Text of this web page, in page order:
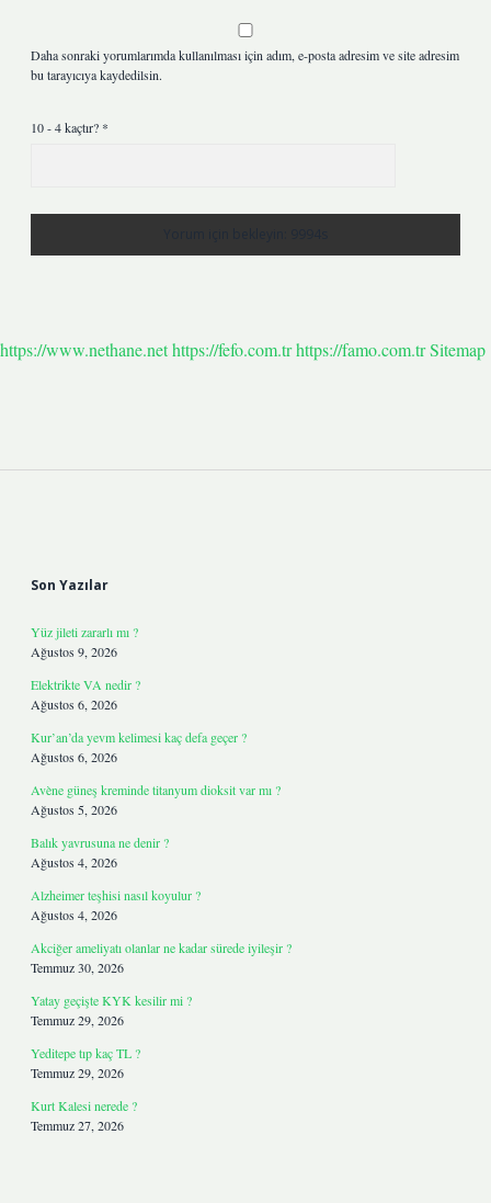
Daha sonraki yorumlarımda kullanılması için adım, e-posta adresim ve site adresim
bu tarayıcıya kaydedilsin.
10 - 4 kaçtır? *
https://www.nethane.nethttps://fefo.com.trhttps://famo.com.trSitemap
Son Yazılar
Yüz jileti zararlı mı ?
Ağustos 9, 2026
Elektrikte VA nedir ?
Ağustos 6, 2026
Kur’an’da yevm kelimesi kaç defa geçer ?
Ağustos 6, 2026
Avène güneş kreminde titanyum dioksit var mı ?
Ağustos 5, 2026
Balık yavrusuna ne denir ?
Ağustos 4, 2026
Alzheimer teşhisi nasıl koyulur ?
Ağustos 4, 2026
Akciğer ameliyatı olanlar ne kadar sürede iyileşir ?
Temmuz 30, 2026
Yatay geçişte KYK kesilir mi ?
Temmuz 29, 2026
Yeditepe tıp kaç TL ?
Temmuz 29, 2026
Kurt Kalesi nerede ?
Temmuz 27, 2026